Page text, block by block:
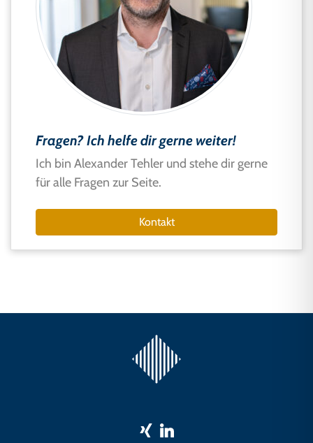
Fragen? Ich helfe dir gerne weiter!
Ich bin Alexander Tehler und stehe dir gerne
für alle Fragen zur Seite.
Kontakt